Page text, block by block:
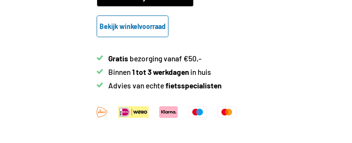
Bekijk winkelvoorraad
Gratisbezorging vanaf €50,-
Binnen1 tot 3 werkdagenin huis
Advies van echtefietsspecialisten